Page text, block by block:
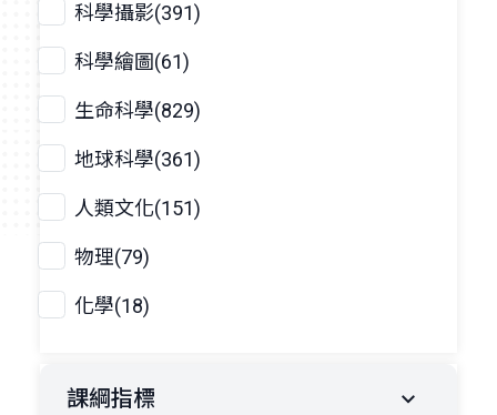
科學攝影(391)
科學繪圖(61)
生命科學(829)
地球科學(361)
人類文化(151)
物理(79)
化學(18)
課綱指標